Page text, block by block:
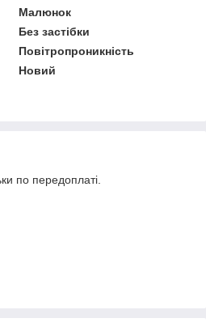
Малюнок
Без застібки
Повітропроникність
Новий
по передоплаті.